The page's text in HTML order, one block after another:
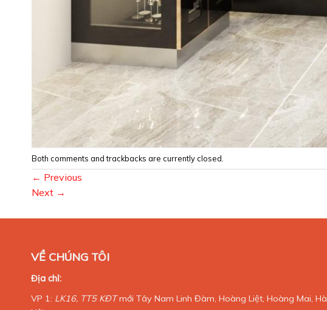
Both comments and trackbacks are currently closed.
← Previous
Next →
VỀ CHÚNG TÔI
Địa chỉ:
VP 1: LK16, TT5 KĐTmới Tây Nam Linh Đàm, Hoàng Liệt, Hoàng Mai, Hà